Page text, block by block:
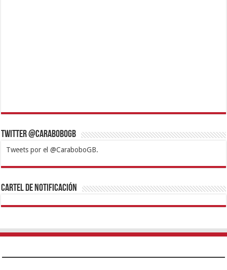
Twitter @CaraboboGB
Tweets por el @CaraboboGB.
1xbetBetturkeyBetistKralbetSupertotobetTipobetMatadorbetMariobet
https://mvbcasino.com/
Cartel de Notificación